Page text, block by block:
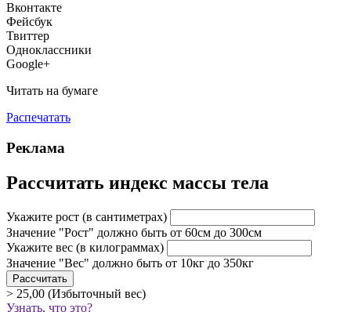
Вконтакте
Фейсбук
Твиттер
Одноклассники
Google+
Читать на бумаге
Распечатать
Реклама
Рассчитать индекс массы тела
Укажите рост (в сантиметрах)
Значение "Рост" должно быть от 60см до 300см
Укажите вес (в килограммах)
Значение "Вес" должно быть от 10кг до 350кг
> 25,00 (Избыточный вес)
Узнать, что это?